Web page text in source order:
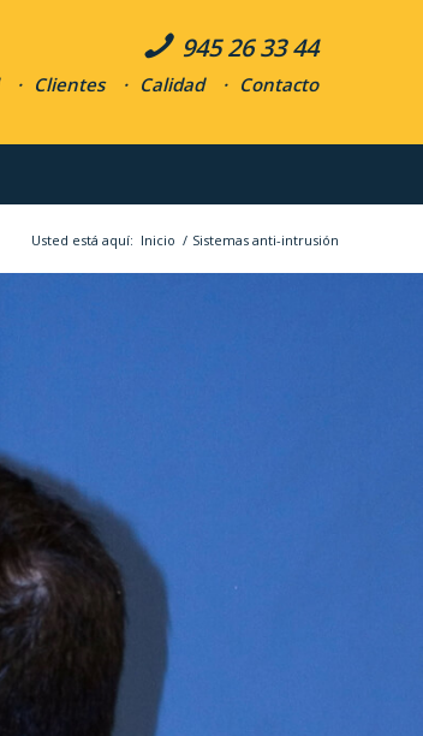
945 26 33 44
Clientes Calidad Contacto
Usted está aquí: Inicio / Sistemas anti-intrusión